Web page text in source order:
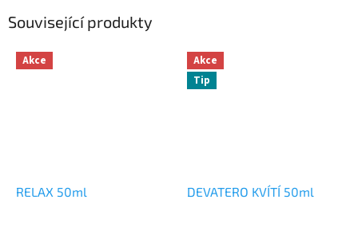
Související produkty
Akce
RELAX 50ml
Akce
Tip
DEVATERO KVÍTÍ 50ml